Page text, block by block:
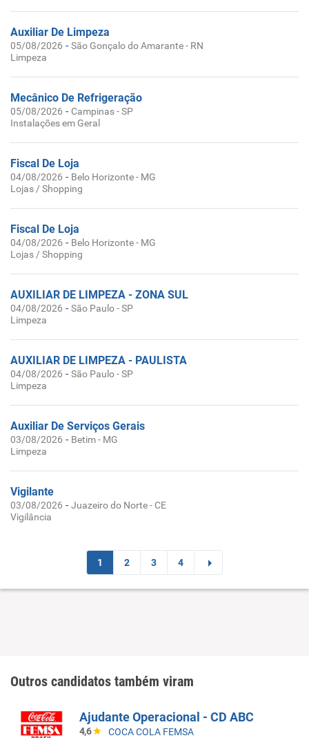
Auxiliar De Limpeza
05/08/2026 -São Gonçalo do Amarante - RN
Limpeza
Mecânico De Refrigeração
05/08/2026 - Campinas - SP
Instalações em Geral
Fiscal De Loja
04/08/2026 - Belo Horizonte - MG
Lojas / Shopping
Fiscal De Loja
04/08/2026 - Belo Horizonte - MG
Lojas / Shopping
AUXILIAR DE LIMPEZA - ZONA SUL
04/08/2026 -São Paulo - SP
Limpeza
AUXILIAR DE LIMPEZA - PAULISTA
04/08/2026 -São Paulo - SP
Limpeza
Auxiliar De Serviços Gerais
03/08/2026 - Betim - MG
Limpeza
Vigilante
03/08/2026 -Juazeiro do Norte - CE
Vigilância
1 2 3 4
Outros candidatos também viram
Ajudante Operacional - CD ABC
4,6 COCA COLA FEMSA